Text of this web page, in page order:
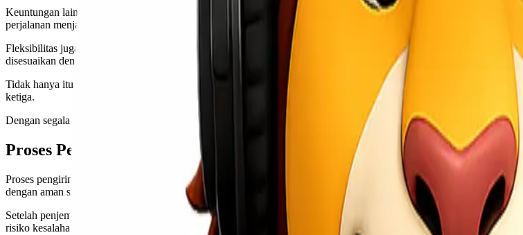
Keuntungan lain adalah efisiensi waktu. Dengan layanan ini, barang dapat sampai lebih cepat karena seluruh proses
perjalanan menjadi lebih singkat.
Fleksibilitas juga merupakan faktor penting. Jasa ekspedisi door to door sering kali menawarkan berbagai pilihan
disesuaikan dengan anggaran dan urgensi Anda.
Tidak hanya itu, layanan pelacakan yang biasanya disediakan menjadikan pengalaman bertransaksi lebih
ketiga.
Dengan segala kemudahan ini, jelas bahwa menggunakan jasa ekspedisi door to door sangat menguntungkan untuk
Proses Pengiriman Jasa Ekspedisi Door to Door
Proses pengiriman jasa ekspedisi door to door dimulai dari penjemputan barang di lokasi pengirim. Tim kurir siap
dengan aman sebelum diangkut.
Setelah penjemputan, barang akan langsung dibawa ke pusat distribusi. Di sini, setiap paket diperiksa untuk
risiko kesalahan saat pengiriman.